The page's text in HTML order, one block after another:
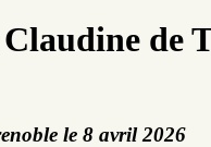
de
le 8 avril 2026